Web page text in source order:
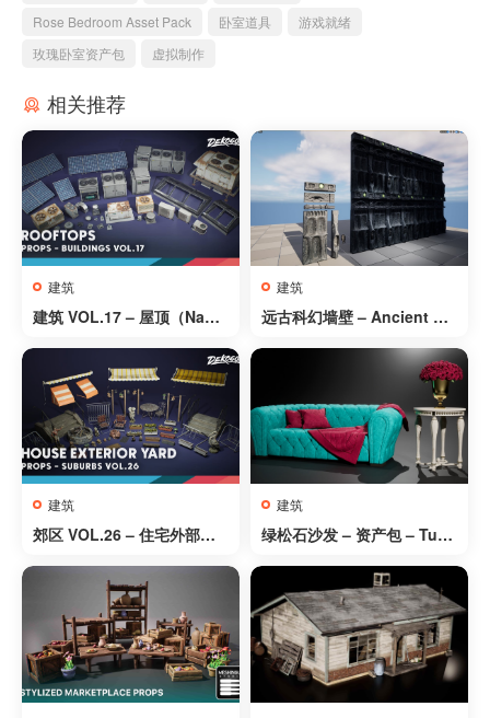
Rose Bedroom Asset Pack
卧室道具
游戏就绪
玫瑰卧室资产包
虚拟制作
相关推荐
建筑
建筑 VOL.17 – 屋顶（Nanit
VOL.17 – Rooftops (Nanit
e & Low Poly)
建筑
远古科幻墙壁 – Ancient Sci
建筑
郊区 VOL.26 – 住宅外部庭
uburbs VOL.26 – House E
xterior Yard (Nanite and L
ow Poly)
建筑
绿松石沙发 – 资产包 – Turq